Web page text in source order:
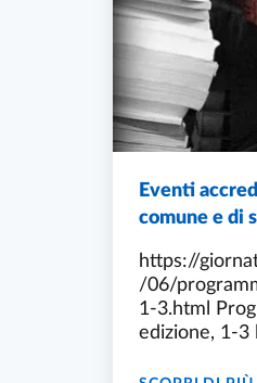
Eventi
comune e di
https://
/06/
1-3.html
edizione, 1-3